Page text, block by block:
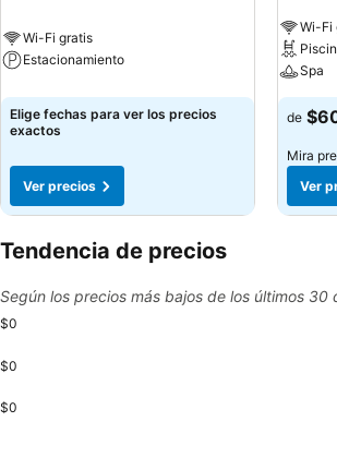
Wi-Fi gratis
Estacionamiento
Elige fechas para ver los precios
exactos
Ver precios
Wi-Fi
Spa
de
Mira
Ver
Tendencia de precios
Según los precios más bajos de los últimos 30
$0
$0
$0